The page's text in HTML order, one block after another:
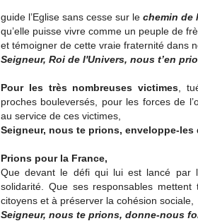
guide l’Eglise sans cesse sur le chemin de
qu’elle puisse vivre comme un peuple de
et témoigner de cette vraie fraternité dans
Seigneur, Roi de l'Univers, nous t’en
Pour les très nombreuses victimes ,
proches bouleversés, pour les forces de
au service de ces victimes,
Seigneur, nous te prions, enveloppe-les
Prions pour la France,
Que devant le défi qui lui est lancé par
solidarité. Que ses responsables
citoyens et à préserver la cohésion sociale,
Seigneur, nous te prions, donne-nous